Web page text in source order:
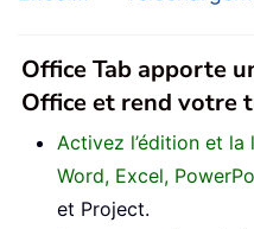
Office Tab apporte
Office et rend votre
Activez l’édition et
Word, Excel,
et Project.